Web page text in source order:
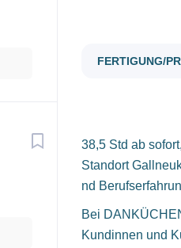
FERTIGUNG/
38,5 Std ab sofort,
Standort
nd
Bei
Kundinnen und